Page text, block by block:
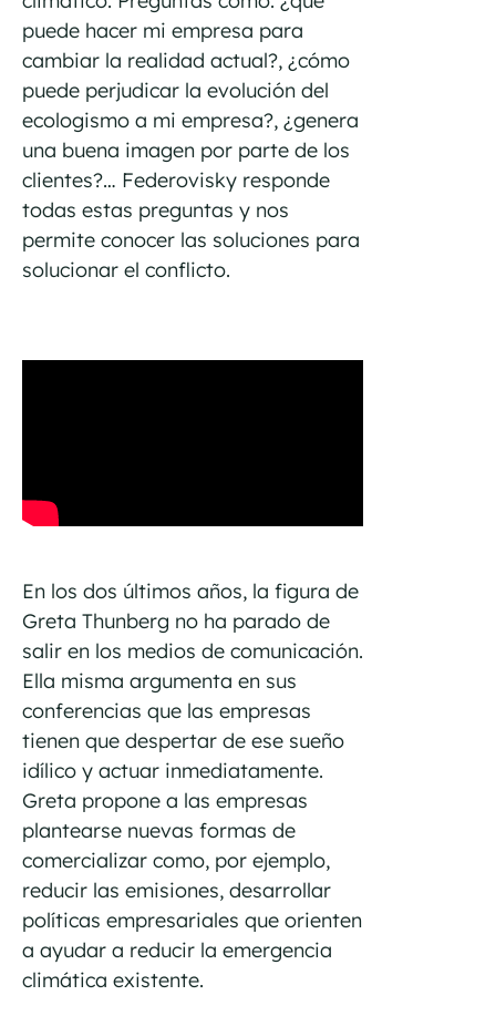
puede hacer mi empresa para
cambiar la realidad actual?, ¿cómo
puede perjudicar la evolución del
ecologismo a mi empresa?, ¿genera
una buena imagen por parte de los
clientes?… Federovisky responde
todas estas preguntas y nos
permite conocer las soluciones para
solucionar el conflicto.
En los dos últimos años, la figura de
Greta Thunberg no ha parado de
salir en los medios de comunicación.
Ella misma argumenta en sus
conferencias que las empresas
tienen que despertar de ese sueño
idílico y actuar inmediatamente.
Greta propone a las empresas
plantearse nuevas formas de
comercializar como, por ejemplo,
reducir las emisiones, desarrollar
políticas empresariales que orienten
a ayudar a reducir la emergencia
climática existente.